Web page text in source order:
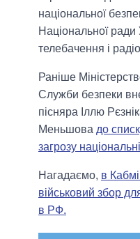
національної
Національної ради
телебачення і
Раніше
Служби безпеки
пісняра Іллю
Меньшова до
загрозу
Нагадаємо, в
військовий збор
в РФ.